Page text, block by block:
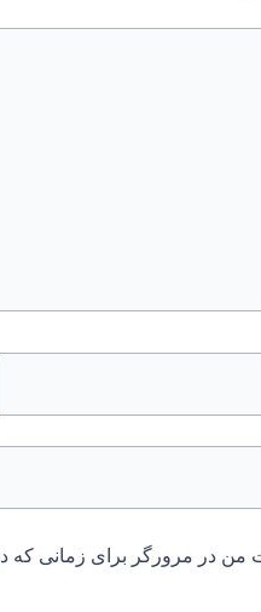
من در مرورگر برای زمانی که